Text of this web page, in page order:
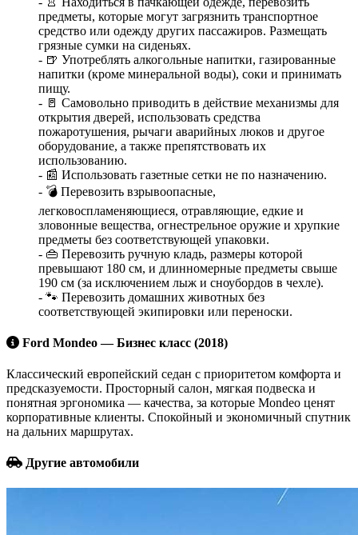
предметы, которые могут загрязнить транспортное
средство или одежду других пассажиров. Размещать
грязные сумки на сиденьях.
- 🍺 Употреблять алкогольные напитки, газированные
напитки (кроме минеральной воды), соки и принимать
пищу.
- 🚪 Самовольно приводить в действие механизмы для
открытия дверей, использовать средства
пожаротушения, рычаги аварийных люков и другое
оборудование, а также препятствовать их
использованию.
- 📰 Использовать газетные сетки не по назначению.
- 💣 Перевозить взрывоопасные,
легковоспламеняющиеся, отравляющие, едкие и
зловонные вещества, огнестрельное оружие и хрупкие
предметы без соответствующей упаковки.
- 👜 Перевозить ручную кладь, размеры которой
превышают 180 см, и длинномерные предметы свыше
190 см (за исключением лыж и сноубордов в чехле).
- 🐾 Перевозить домашних животных без
соответствующей экипировки или переноски.
Ford Mondeo — Бизнес класс (2018)
Классический европейский седан с приоритетом комфорта и
предсказуемости. Просторный салон, мягкая подвеска и
понятная эргономика — качества, за которые Mondeo ценят
корпоративные клиенты. Спокойный и экономичный спутник
на дальних маршрутах.
Другие автомобили